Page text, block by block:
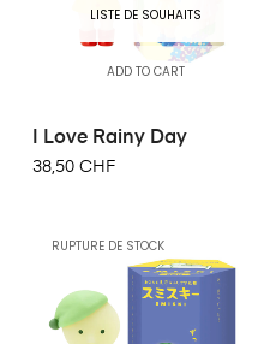
LISTE DE SOUHAITS
ADD TO CART
I Love Rainy Day
38,50 CHF
RUPTURE DE STOCK